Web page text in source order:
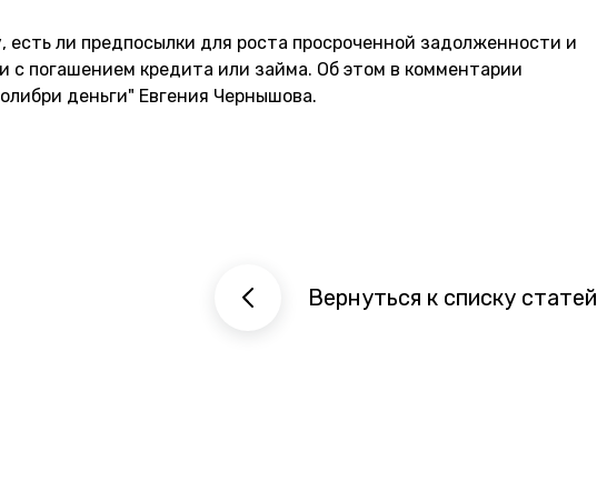
ли предпосылки для роста просроченной задолженности и
с погашением кредита или займа. Об этом в комментарии
деньги" Евгения Чернышова.
Вернуться к списку статей